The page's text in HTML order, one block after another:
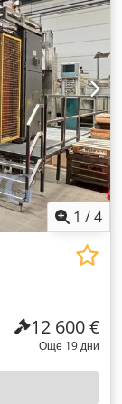
1 /4
12 600 €
Още 19 дни